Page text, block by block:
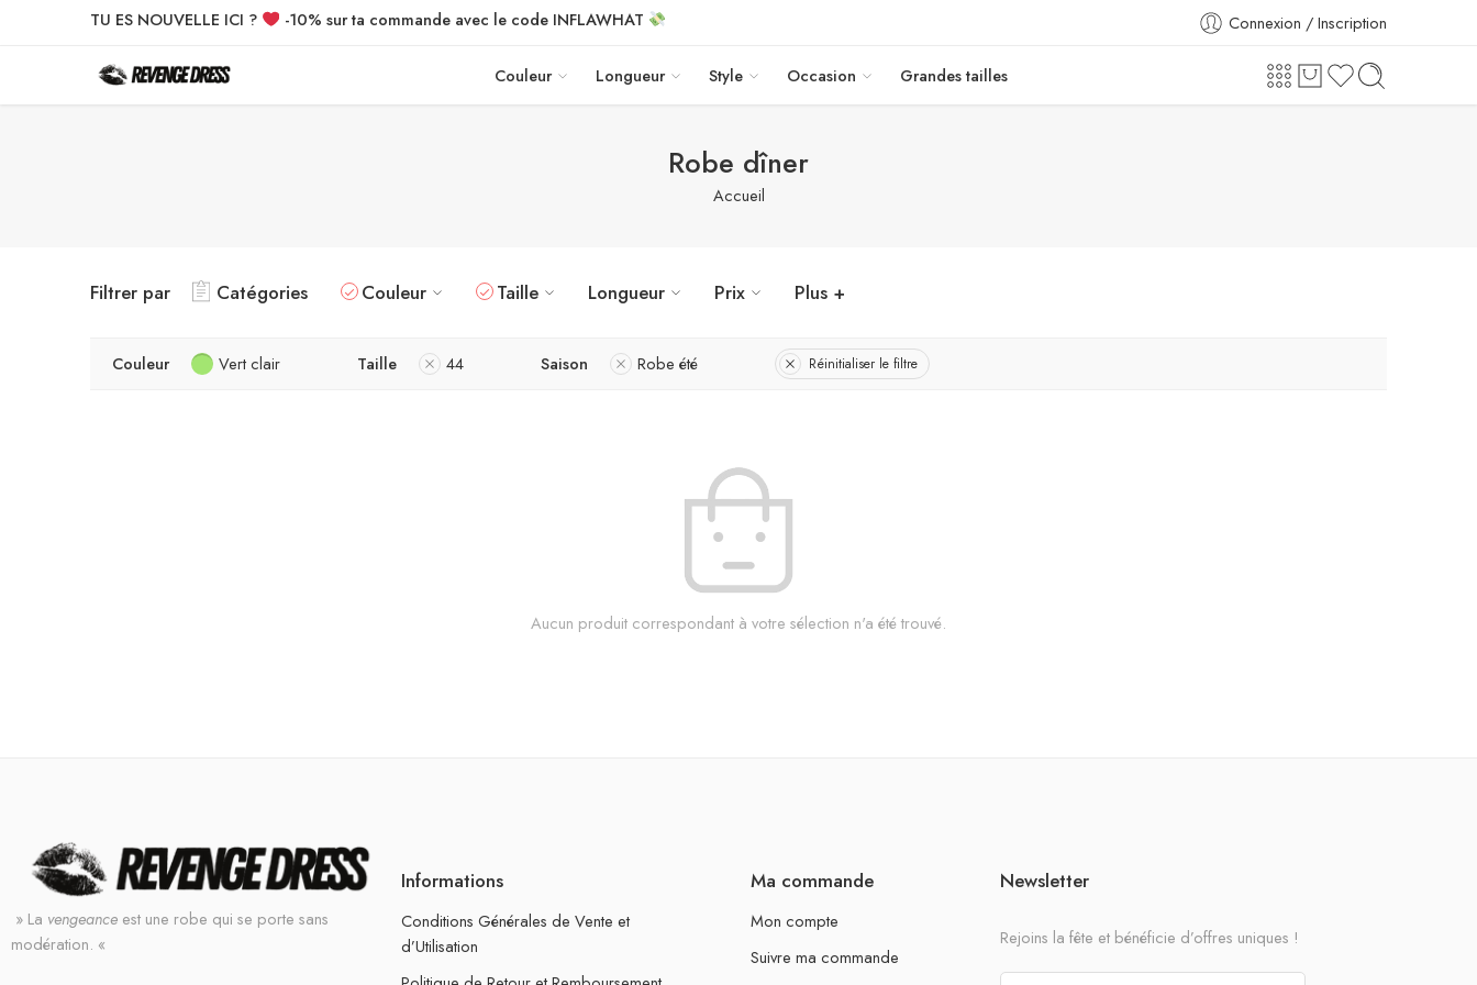
TU ES NOUVELLE ICI ? -10% sur ta commande avec le code INFLAWHAT Connexion / Inscription
Couleur Longueur Style Occasion Grandes tailles
Robe dîner
Accueil
Filtrer par Catégories Couleur Taille Longueur Prix Plus +
Couleur Vert clair Taille 44 Saison Robe été Réinitialiser le filtre
Aucun produit correspondant à votre sélection n'a été trouvé.
» La vengeance est une robe qui se porte sans
modération. «
Informations
Conditions Générales de Vente et
d’Utilisation
Ma commande
Mon compte
Suivre ma commande
Newsletter
Rejoins la fête et bénéficie d’offres uniques !